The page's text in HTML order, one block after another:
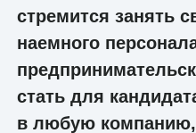
стремится занять
наемного
стать для
в любую компанию,